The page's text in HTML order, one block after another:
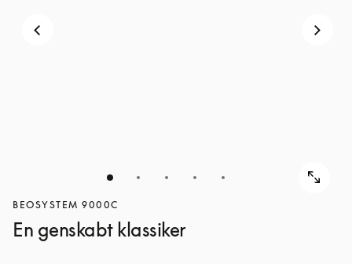
BEOSYSTEM 9000C
En genskabt klassiker